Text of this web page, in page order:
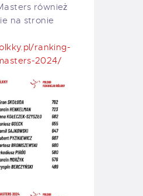
również
na stronie
ranking-
2024/